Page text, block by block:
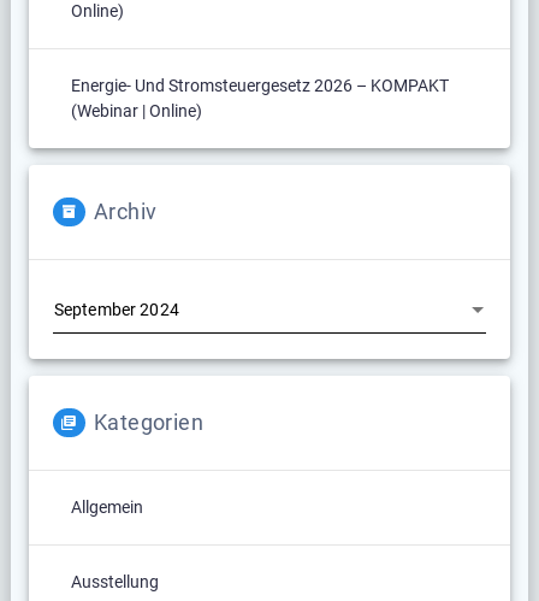
Online)
Energie- Und Stromsteuergesetz 2026 – KOMPAKT
(Webinar | Online)
Archiv
Kategorien
Allgemein
Ausstellung